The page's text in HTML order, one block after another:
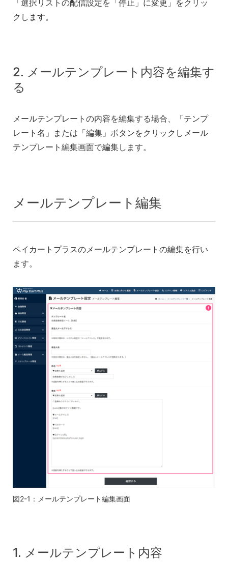
「選択リストの配信設定を「停止」に変更」をクリッ
クします。
2. メールテンプレート内容を編集す
る
メールテンプレートの内容を編集する場合、「テンプ
レート名」または「編集」ボタンをクリックしメール
テンプレート編集画面で編集します。
メールテンプレート編集
ペイカートプラスのメールテンプレートの編集を行い
ます。
図2-1：メールテンプレート編集画面
1. メールテンプレート内容